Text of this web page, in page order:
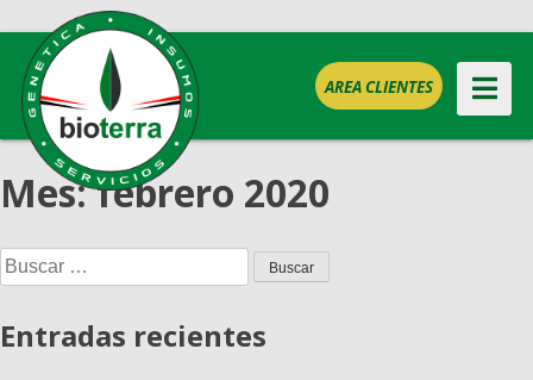
AREA CLIENTES
Mes:febrero 2020
Buscar:
Entradas recientes